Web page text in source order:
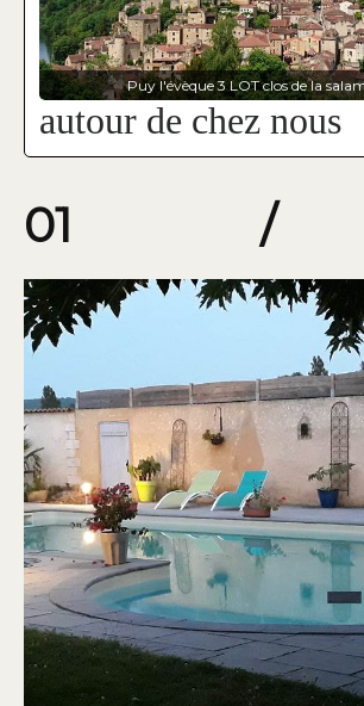
Puy l'évèque 3 LOT clos de la
autour de chez nous
01 /